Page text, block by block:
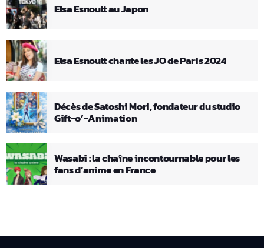
Elsa Esnoult au Japon
Elsa Esnoult chante les JO de Paris 2024
Décès de Satoshi Mori, fondateur du studio
Gift-o’-Animation
Wasabi : la chaîne incontournable pour les
fans d’anime en France